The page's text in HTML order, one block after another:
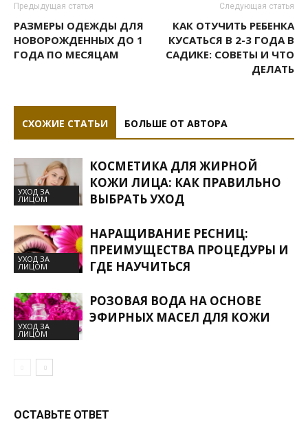
Предыдущая статья
РАЗМЕРЫ ОДЕЖДЫ ДЛЯ
НОВОРОЖДЕННЫХ ДО 1
ГОДА ПО МЕСЯЦАМ
Следующая статья
КАК ОТУЧИТЬ РЕБЕНКА
КУСАТЬСЯ В 2-3 ГОДА В
САДИКЕ: СОВЕТЫ И ЧТО
ДЕЛАТЬ
СХОЖИЕ СТАТЬИ БОЛЬШЕ ОТ АВТОРА
УХОД ЗА
ЛИЦОМ
КОСМЕТИКА ДЛЯ ЖИРНОЙ
КОЖИ ЛИЦА: КАК ПРАВИЛЬНО
ВЫБРАТЬ УХОД
УХОД ЗА
ЛИЦОМ
НАРАЩИВАНИЕ РЕСНИЦ:
ПРЕИМУЩЕСТВА ПРОЦЕДУРЫ И
ГДЕ НАУЧИТЬСЯ
УХОД ЗА
ЛИЦОМ
РОЗОВАЯ ВОДА НА ОСНОВЕ
ЭФИРНЫХ МАСЕЛ ДЛЯ КОЖИ
ОСТАВЬТЕ ОТВЕТ